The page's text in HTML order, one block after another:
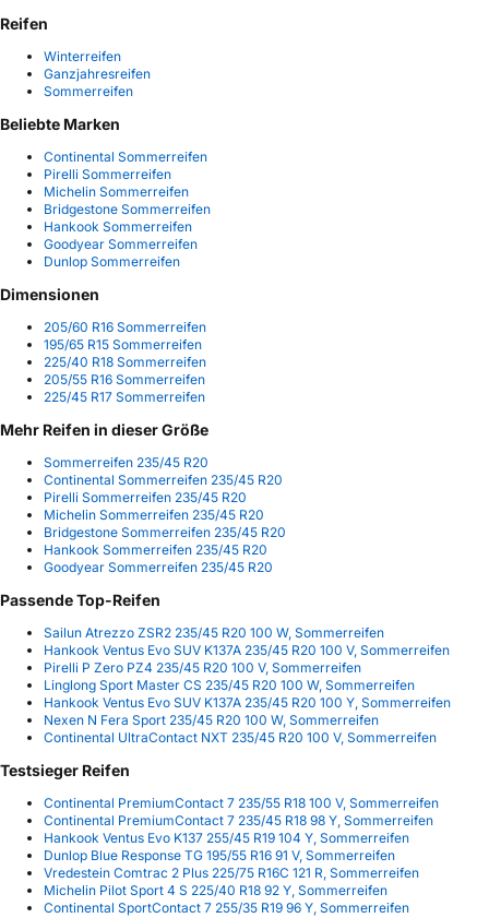
Reifen
Winterreifen
Ganzjahresreifen
Sommerreifen
Beliebte Marken
Continental Sommerreifen
Pirelli Sommerreifen
Michelin Sommerreifen
Bridgestone Sommerreifen
Hankook Sommerreifen
Goodyear Sommerreifen
Dunlop Sommerreifen
Dimensionen
205/60 R16 Sommerreifen
195/65 R15 Sommerreifen
225/40 R18 Sommerreifen
205/55 R16 Sommerreifen
225/45 R17 Sommerreifen
Mehr Reifen in dieser Größe
Sommerreifen 235/45 R20
Continental Sommerreifen 235/45 R20
Pirelli Sommerreifen 235/45 R20
Michelin Sommerreifen 235/45 R20
Bridgestone Sommerreifen 235/45 R20
Hankook Sommerreifen 235/45 R20
Goodyear Sommerreifen 235/45 R20
Passende Top-Reifen
Sailun Atrezzo ZSR2 235/45 R20 100 W, Sommerreifen
Hankook Ventus Evo SUV K137A 235/45 R20 100 V, Sommerreifen
Pirelli P Zero PZ4 235/45 R20 100 V, Sommerreifen
Linglong Sport Master CS 235/45 R20 100 W, Sommerreifen
Hankook Ventus Evo SUV K137A 235/45 R20 100 Y, Sommerreifen
Nexen N Fera Sport 235/45 R20 100 W, Sommerreifen
Continental UltraContact NXT 235/45 R20 100 V, Sommerreifen
Testsieger Reifen
Continental PremiumContact 7 235/55 R18 100 V, Sommerreifen
Continental PremiumContact 7 235/45 R18 98 Y, Sommerreifen
Hankook Ventus Evo K137 255/45 R19 104 Y, Sommerreifen
Dunlop Blue Response TG 195/55 R16 91 V, Sommerreifen
Vredestein Comtrac 2 Plus 225/75 R16C 121 R, Sommerreifen
Michelin Pilot Sport 4 S 225/40 R18 92 Y, Sommerreifen
Continental SportContact 7 255/35 R19 96 Y, Sommerreifen